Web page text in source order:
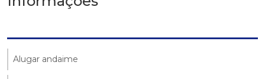
Alugar andaime